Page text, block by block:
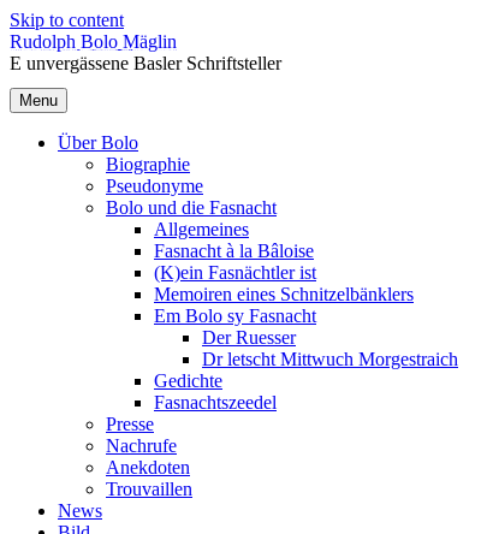
Skip to content
Rudolph Bolo Mäglin
E unvergässene Basler Schriftsteller
Menu
Über Bolo
Biographie
Pseudonyme
Bolo und die Fasnacht
Allgemeines
Fasnacht à la Bâloise
(K)ein Fasnächtler ist
Memoiren eines Schnitzelbänklers
Em Bolo sy Fasnacht
Der Ruesser
Dr letscht Mittwuch Morgestraich
Gedichte
Fasnachtszeedel
Presse
Nachrufe
Anekdoten
Trouvaillen
News